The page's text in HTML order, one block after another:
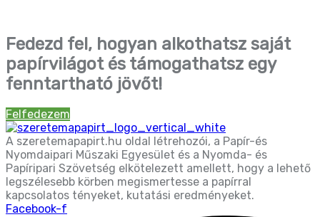
Fedezd fel, hogyan alkothatsz saját
papírvilágot és támogathatsz egy
fenntartható jövőt!
Felfedezem
A szeretemapapirt.hu oldal létrehozói, a Papír-és
Nyomdaipari Műszaki Egyesület és a Nyomda- és
Papíripari Szövetség elkötelezett amellett, hogy a lehető
legszélesebb körben megismertesse a papírral
kapcsolatos tényeket, kutatási eredményeket.
Facebook-f